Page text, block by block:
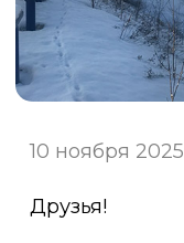
10 ноября 2025
Друзья!